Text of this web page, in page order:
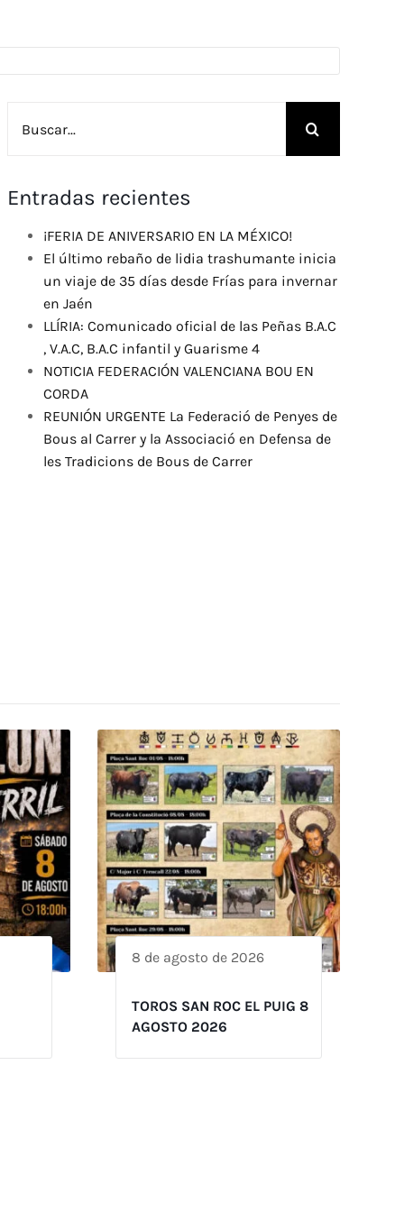
Entradas recientes
¡FERIA DE ANIVERSARIO EN LA MÉXICO!
El último rebaño de lidia trashumante inicia
un viaje de 35 días desde Frías para invernar
en Jaén
LLÍRIA: Comunicado oficial de las Peñas B.A.C
, V.A.C, B.A.C infantil y Guarisme 4
NOTICIA FEDERACIÓN VALENCIANA BOU EN
CORDA
REUNIÓN URGENTE La Federació de Penyes de
Bous al Carrer y la Associació en Defensa de
les Tradicions de Bous de Carrer
8 de agosto de 2026
TOROS SAN ROC EL PUIG 8
AGOSTO 2026